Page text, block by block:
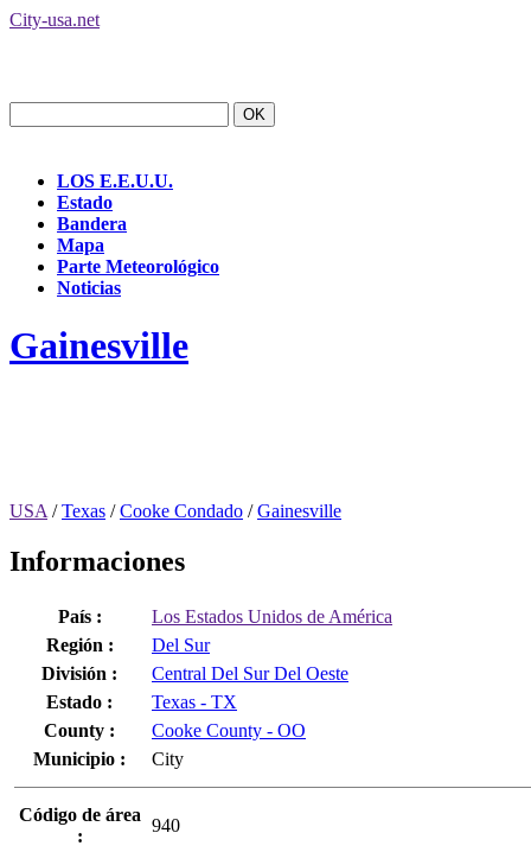
City-usa.net
LOS E.E.U.U.
Estado
Bandera
Mapa
Parte Meteorológico
Noticias
Gainesville
USA /Texas /Cooke Condado /Gainesville
Informaciones
País :
Los Estados Unidos de América
Región :
Del Sur
División :
Central Del Sur Del Oeste
Estado :
Texas - TX
County :
Cooke County - OO
Municipio :
City
Código de área
:
940